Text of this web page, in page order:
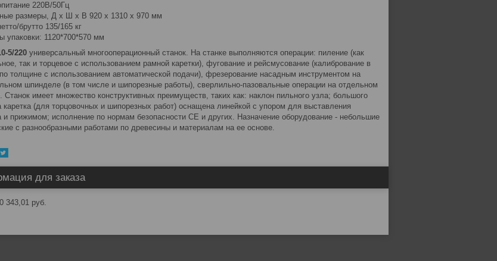
220В/50Гц
размеры, Д х Ш х В 920 х 1310 х 970 мм
брутто 135/165 кг
упаковки: 1120*700*570 мм
5/220 универсальный многооперационный станок. На станке выполняются операции: пиление (как
так и торцевое с использованием рамной каретки), фугование и рейсмусование (калибрование в
толщине с использованием автоматической подачи), фрезерование насадным инструментом на
шпинделе (в том числе и шипорезные работы), сверлильно-пазовальные операции на отдельном
Станок имеет множество конструктивных преимуществ, таких как: наклон пильного узла; большого
каретка (для торцовочных и шипорезных работ) оснащена линейкой с упором для выставления
и прижимом; исполнение по нормам безопасности СЕ и других. Назначение оборудование - небольшие
с разнообразными работами по древесины и материалам на ее основе.
для заказа
343,01 руб.